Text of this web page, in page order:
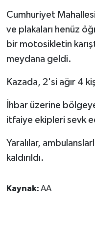
Cumhuriyet
ve plakaları henüz
bir motosikletin
meydana geldi.
Kazada, 2'si ağır 4
İhbar üzerine
itfaiye ekipleri sevk
Yaralılar,
kaldırıldı.
Kaynak: AA
SPOR
YAŞAM